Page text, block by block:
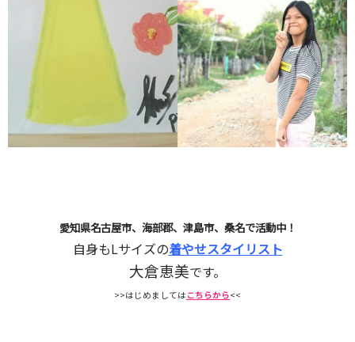
愛知県名古屋市、海部郡、津島市、桑名で活動中！
自身もLサイズの着やせスタイリスト
大倉恵美です。
>>はじめましては こちらから<<